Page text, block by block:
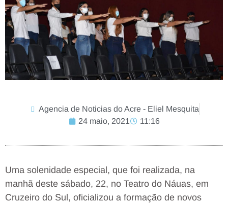
Agencia de Noticias do Acre - Eliel Mesquita
24 maio, 2021
11:16
Uma solenidade especial, que foi realizada, na
manhã deste sábado, 22, no Teatro do Náuas, em
Cruzeiro do Sul, oficializou a formação de novos